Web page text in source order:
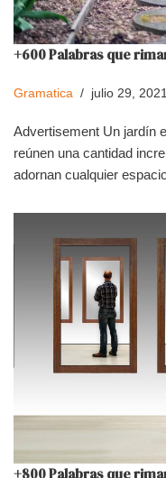
+600 Palabras que
Gramatica julio 29, 2021
Advertisement Un jardín
reúnen una cantidad
adornan cualquier
+800 Palabras que